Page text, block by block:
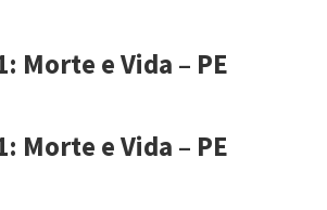
Morte e Vida – PE
Morte e Vida – PE